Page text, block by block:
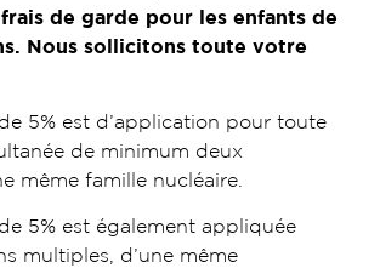
de garde pour les enfants de
Nous sollicitons toute votre
5% est d’application pour toute
de minimum deux
même famille nucléaire.
5% est également appliquée
multiples, d’une même